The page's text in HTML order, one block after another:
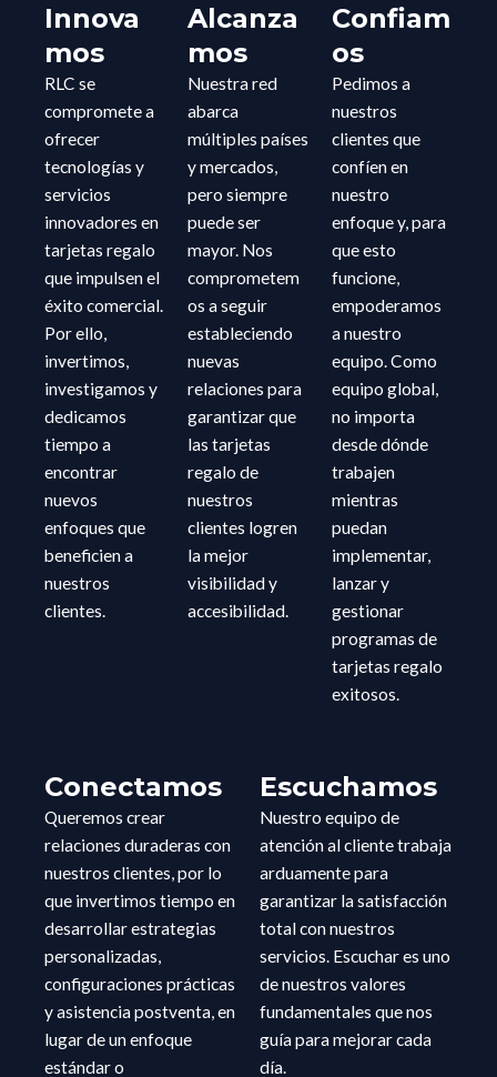
Innova
mos
RLC se
compromete a
ofrecer
tecnologías y
servicios
innovadores en
tarjetas regalo
que impulsen el
éxito comercial.
Por ello,
invertimos,
investigamos y
dedicamos
tiempo a
encontrar
nuevos
enfoques que
beneficien a
nuestros
clientes.
Alcanza
mos
Nuestra red
abarca
múltiples países
y mercados,
pero siempre
puede ser
mayor. Nos
comprometem
os a seguir
estableciendo
nuevas
relaciones para
garantizar que
las tarjetas
regalo de
nuestros
clientes logren
la mejor
visibilidad y
accesibilidad.
Confiam
os
Pedimos a
nuestros
clientes que
confíen en
nuestro
enfoque y, para
que esto
funcione,
empoderamos
a nuestro
equipo. Como
equipo global,
no importa
desde dónde
trabajen
mientras
puedan
implementar,
lanzar y
gestionar
programas de
tarjetas regalo
exitosos.
Conectamos
Queremos crear
relaciones duraderas con
nuestros clientes, por lo
que invertimos tiempo en
desarrollar estrategias
personalizadas,
configuraciones prácticas
y asistencia postventa, en
lugar de un enfoque
estándar o
Escuchamos
Nuestro equipo de
atención al cliente trabaja
arduamente para
garantizar la satisfacción
total con nuestros
servicios. Escuchar es uno
de nuestros valores
fundamentales que nos
guía para mejorar cada
día.